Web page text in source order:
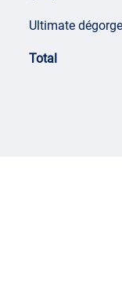
Ultimate
Total